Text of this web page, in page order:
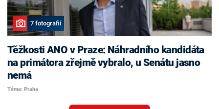
7 fotografií
Těžkosti ANO v Praze: Náhradního kandidáta
na primátora zřejmě vybralo, u Senátu jasno
nemá
Téma: Praha